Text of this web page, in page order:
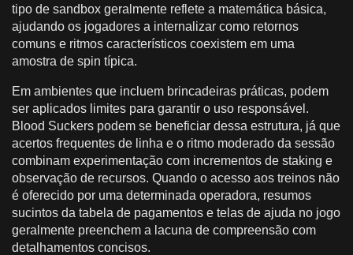
tipo de sandbox geralmente reflete a matemática básica,
ajudando os jogadores a internalizar como retornos
comuns e ritmos característicos coexistem em uma
amostra de spin típica.
Em ambientes que incluem brincadeiras práticas, podem
ser aplicados limites para garantir o uso responsável.
Blood Suckers podem se beneficiar dessa estrutura, já que
acertos frequentes de linha e o ritmo moderado da sessão
combinam experimentação com incrementos de staking e
observação de recursos. Quando o acesso aos treinos não
é oferecido por uma determinada operadora, resumos
sucintos da tabela de pagamentos e telas de ajuda no jogo
geralmente preenchem a lacuna de compreensão com
detalhamentos concisos.